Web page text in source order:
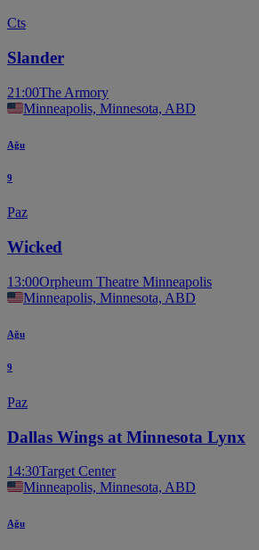
Cts
Slander
21:00The Armory
Minneapolis, Minnesota, ABD
Ağu
9
Paz
Wicked
13:00Orpheum Theatre Minneapolis
Minneapolis, Minnesota, ABD
Ağu
9
Paz
Dallas Wings at Minnesota Lynx
14:30Target Center
Minneapolis, Minnesota, ABD
Ağu